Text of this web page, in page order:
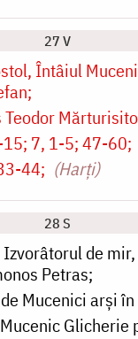
27 V
Întâiul
Teodor
15; 7, 1-5; 47-60
44
(Harți)
28 S
de
Petras
Mucenici arși
Glicherie